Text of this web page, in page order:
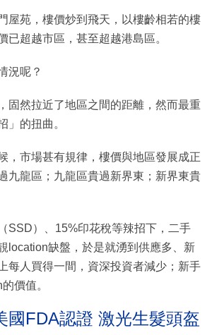
屋苑，樓價炒到飛天，以樓齡相若的樓
已超越市區，甚至超越港島區。
況呢？
固然拉近了地區之間的距離，然而最重
」的扭曲。
，市場甚有規律，樓價與地區發展成正
九龍區；九龍區貴過新界東；新界東貴
SSD）、15%印花稅等辣招下，二手
location缺盤，於是就湧到供應多、新
每人買得一間，資深投資者減少；新手
價值。
國FDA認證 激光生髮頭盔